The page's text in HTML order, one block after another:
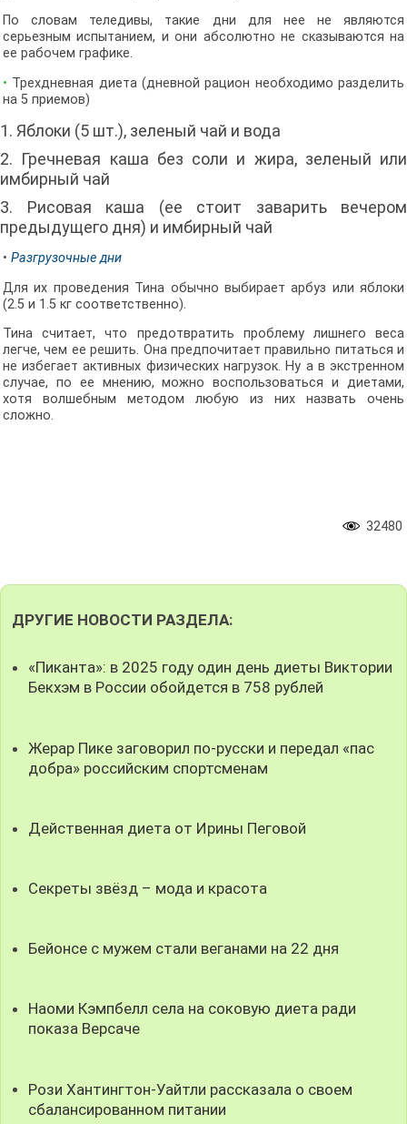
По словам теледивы, такие дни для нее не являются
серьезным испытанием, и они абсолютно не сказываются на
ее рабочем графике.
• Трехдневная диета (дневной рацион необходимо разделить
на 5 приемов)
1. Яблоки (5 шт.), зеленый чай и вода
2. Гречневая каша без соли и жира, зеленый или
имбирный чай
3. Рисовая каша (ее стоит заварить вечером
предыдущего дня) и имбирный чай
• Разгрузочные дни
Для их проведения Тина обычно выбирает арбуз или яблоки
(2.5 и 1.5 кг соответственно).
Тина считает, что предотвратить проблему лишнего веса
легче, чем ее решить. Она предпочитает правильно питаться и
не избегает активных физических нагрузок. Ну а в экстренном
случае, по ее мнению, можно воспользоваться и диетами,
хотя волшебным методом любую из них назвать очень
сложно.
32480
ДРУГИЕ НОВОСТИ РАЗДЕЛА:
«Пиканта»: в 2025 году один день диеты Виктории
Бекхэм в России обойдется в 758 рублей
Жерар Пике заговорил по-русски и передал «пас
добра» российским спортсменам
Действенная диета от Ирины Пеговой
Секреты звёзд – мода и красота
Бейонсе с мужем стали веганами на 22 дня
Наоми Кэмпбелл села на соковую диета ради
показа Версаче
Рози Хантингтон-Уайтли рассказала о своем
сбалансированном питании